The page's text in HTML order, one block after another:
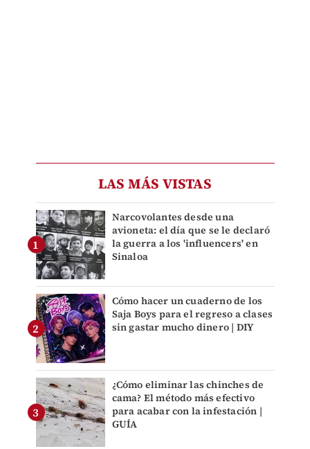
LAS MÁS VISTAS
Narcovolantes desde una
avioneta: el día que se le declaró
la guerra a los 'influencers' en
Sinaloa
Cómo hacer un cuaderno de los
Saja Boys para el regreso a clases
sin gastar mucho dinero | DIY
¿Cómo eliminar las chinches de
cama? El método más efectivo
para acabar con la infestación |
GUÍA